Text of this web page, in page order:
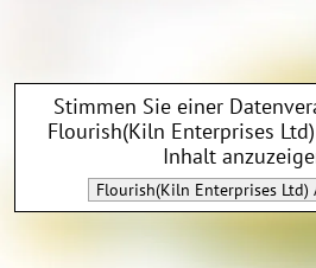
Stimmen Sie einer
Flourish(Kiln Enterprises Ltd)
Inhalt
Flourish(Kiln Enterprises Ltd)